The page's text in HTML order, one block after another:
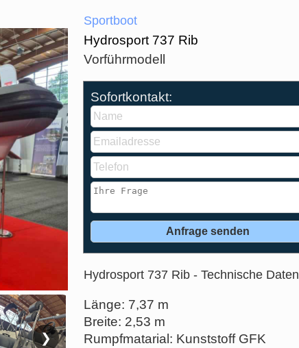
❯
Sportboot
Hydrosport 737 Rib
Vorführmodell
Sofortkontakt:
Hydrosport 737 Rib - Technische Daten
Länge: 7,37 m
Breite: 2,53 m
Rumpfmatarial: Kunststoff GFK